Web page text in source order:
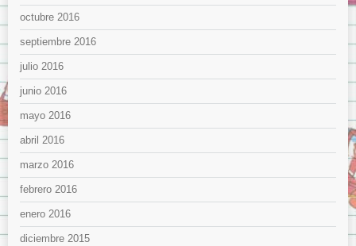
octubre 2016
septiembre 2016
julio 2016
junio 2016
mayo 2016
abril 2016
marzo 2016
febrero 2016
enero 2016
diciembre 2015